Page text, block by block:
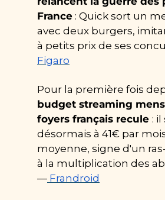
France : Quick sort un
avec deux burgers,
à petits prix de ses
Figaro
Pour la première fois
budget streaming
foyers français recule :
désormais à 41€ par
moyenne, signe d'un
à la multiplication des
— Frandroid